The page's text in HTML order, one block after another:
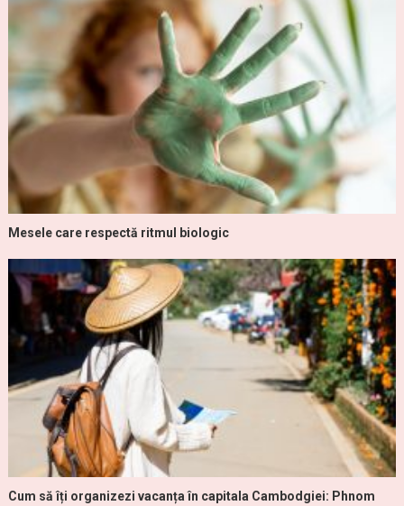
Mesele care respectă ritmul biologic
Cum să îți organizezi vacanța în capitala Cambodgiei: Phnom